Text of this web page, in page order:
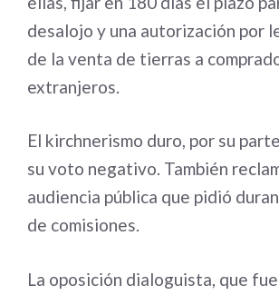
desalojo y una autorización por
de la venta de tierras a
extranjeros.
El kirchnerismo duro, por su
su voto negativo. También
audiencia pública que pidió
de comisiones.
La oposición dialoguista, que